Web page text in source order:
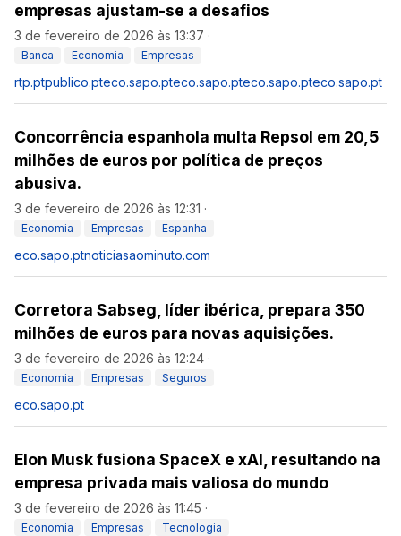
empresas ajustam-se a desafios
3 de fevereiro de 2026 às 13:37 ·
Banca Economia Empresas
rtp.ptpublico.pteco.sapo.pteco.sapo.pteco.sapo.pteco.sapo.pt
Concorrência espanhola multa Repsol em 20,5
milhões de euros por política de preços
abusiva.
3 de fevereiro de 2026 às 12:31 ·
Economia Empresas Espanha
eco.sapo.ptnoticiasaominuto.com
Corretora Sabseg, líder ibérica, prepara 350
milhões de euros para novas aquisições.
3 de fevereiro de 2026 às 12:24 ·
Economia Empresas Seguros
eco.sapo.pt
Elon Musk fusiona SpaceX e xAI, resultando na
empresa privada mais valiosa do mundo
3 de fevereiro de 2026 às 11:45 ·
Economia Empresas Tecnologia